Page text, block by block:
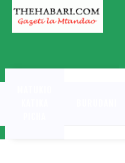
Skip
content